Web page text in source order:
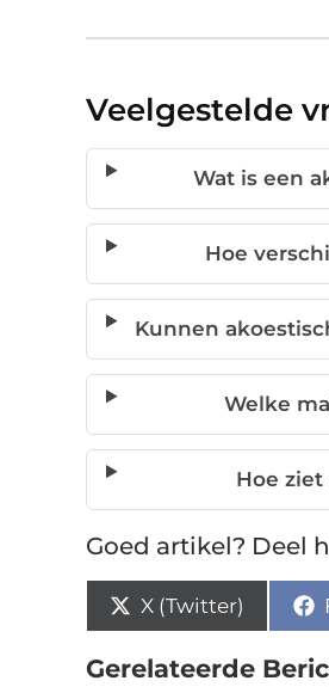
Veelgestelde
Wat is een
Hoe
Kunnen
Welke
Hoe
Goed artikel? Deel
X (Twitter)
Gerelateerde